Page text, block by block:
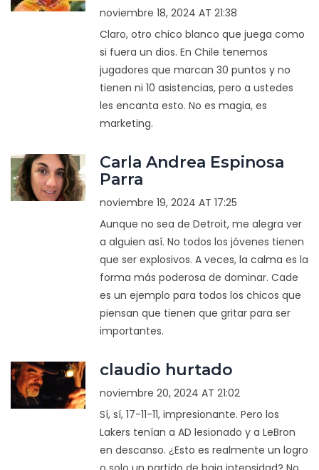
noviembre 18, 2024 AT 21:38
Claro, otro chico blanco que juega como
si fuera un dios. En Chile tenemos
jugadores que marcan 30 puntos y no
tienen ni 10 asistencias, pero a ustedes
les encanta esto. No es magia, es
marketing.
Carla Andrea Espinosa
Parra
noviembre 19, 2024 AT 17:25
Aunque no sea de Detroit, me alegra ver
a alguien así. No todos los jóvenes tienen
que ser explosivos. A veces, la calma es la
forma más poderosa de dominar. Cade
es un ejemplo para todos los chicos que
piensan que tienen que gritar para ser
importantes.
claudio hurtado
noviembre 20, 2024 AT 21:02
Sí, sí, 17-11-11, impresionante. Pero los
Lakers tenían a AD lesionado y a LeBron
en descanso. ¿Esto es realmente un logro